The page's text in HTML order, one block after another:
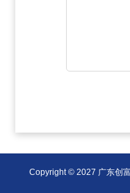
Copyright © 2027 广东